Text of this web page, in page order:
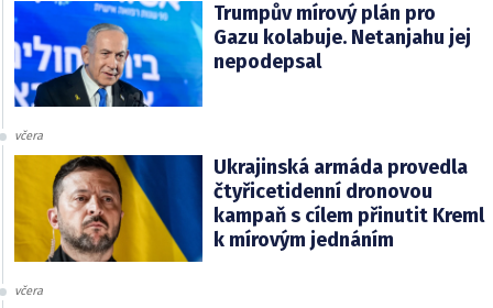
Trumpův mírový plán pro
Gazu kolabuje. Netanjahu jej
nepodepsal
včera
Ukrajinská armáda provedla
čtyřicetidenní dronovou
kampaň s cílem přinutit Kreml
k mírovým jednáním
včera